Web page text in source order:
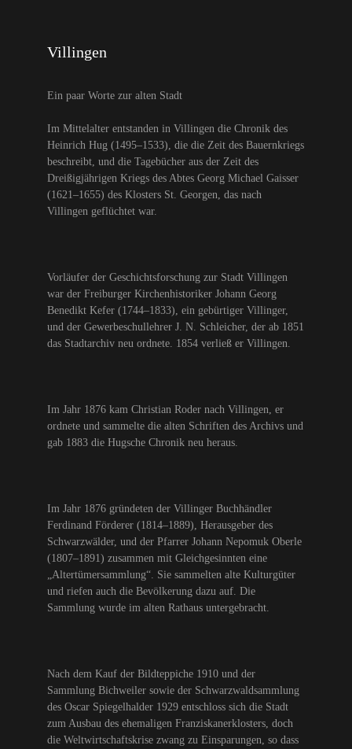
Villingen
Ein paar Worte zur alten Stadt
Im Mittelalter entstanden in Villingen die Chronik des
Heinrich Hug (1495–1533), die die Zeit des Bauernkriegs
beschreibt, und die Tagebücher aus der Zeit des
Dreißigjährigen Kriegs des Abtes Georg Michael Gaisser
(1621–1655) des Klosters St. Georgen, das nach
Villingen geflüchtet war.
Vorläufer der Geschichtsforschung zur Stadt Villingen
war der Freiburger Kirchenhistoriker Johann Georg
Benedikt Kefer (1744–1833), ein gebürtiger Villinger,
und der Gewerbeschullehrer J. N. Schleicher, der ab 1851
das Stadtarchiv neu ordnete. 1854 verließ er Villingen.
Im Jahr 1876 kam Christian Roder nach Villingen, er
ordnete und sammelte die alten Schriften des Archivs und
gab 1883 die Hugsche Chronik neu heraus.
Im Jahr 1876 gründeten der Villinger Buchhändler
Ferdinand Förderer (1814–1889), Herausgeber des
Schwarzwälder, und der Pfarrer Johann Nepomuk Oberle
(1807–1891) zusammen mit Gleichgesinnten eine
„Altertümersammlung“. Sie sammelten alte Kulturgüter
und riefen auch die Bevölkerung dazu auf. Die
Sammlung wurde im alten Rathaus untergebracht.
Nach dem Kauf der Bildteppiche 1910 und der
Sammlung Bichweiler sowie der Schwarzwaldsammlung
des Oscar Spiegelhalder 1929 entschloss sich die Stadt
zum Ausbau des ehemaligen Franziskanerklosters, doch
die Weltwirtschaftskrise zwang zu Einsparungen, so dass